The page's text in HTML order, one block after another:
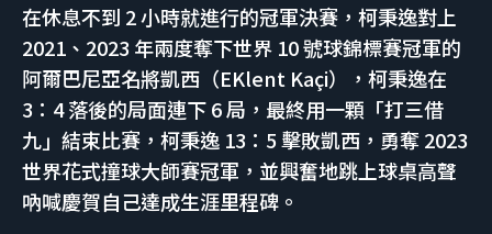
在休息不到 2 小時就進行的冠軍決賽，柯秉逸對上
2021、2023 年兩度奪下世界 10 號球錦標賽冠軍的
阿爾巴尼亞名將凱西（EKlent Kaçi），柯秉逸在
3：4 落後的局面連下 6 局，最終用一顆「打三借
九」結束比賽，柯秉逸 13：5 擊敗凱西，勇奪 2023
世界花式撞球大師賽冠軍，並興奮地跳上球桌高聲
吶喊慶賀自己達成生涯里程碑。